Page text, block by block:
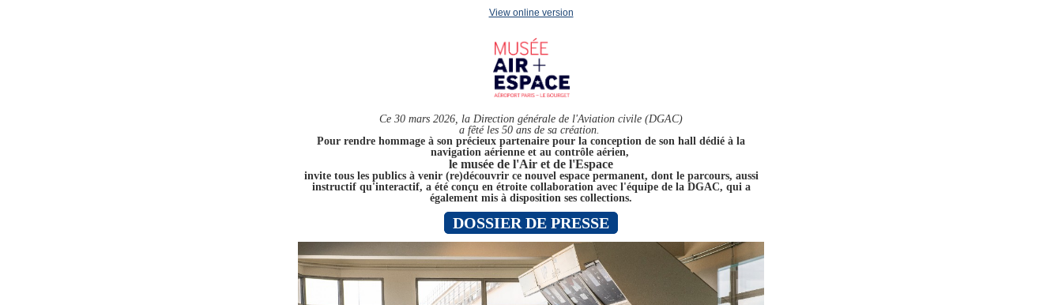
View online version
Ce 30 mars 2026, la Direction générale de l'Aviation civile (DGAC)
a fêté les 50 ans de sa création.
Pour rendre hommage à son précieux partenaire pour la conception de son hall dédié à la
navigation aérienne et au contrôle aérien,
le musée de l'Air et de l'Espace
invite tous les publics à venir (re)découvrir ce nouvel espace permanent, dont le parcours, aussi
instructif qu'interactif, a été conçu en étroite collaboration avec l'équipe de la DGAC, qui a
également mis à disposition ses collections.
DOSSIER DE PRESSE